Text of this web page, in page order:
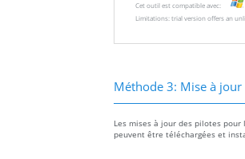
Cet outil est compatible avec:
Limitations: trial version offers an
Méthode 3: Mise à
Les mises à jour des pilotes
peuvent être téléchargées et